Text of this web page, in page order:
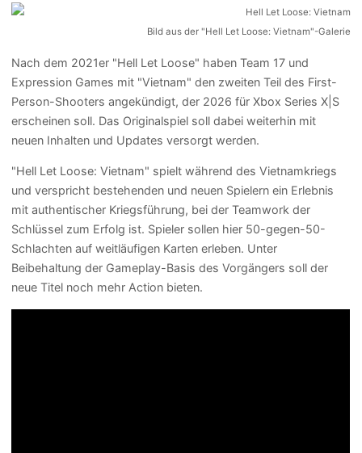
Bild aus der "Hell Let Loose: Vietnam"-Galerie
Nach dem 2021er "Hell Let Loose" haben Team 17 und
Expression Games mit "Vietnam" den zweiten Teil des First-
Person-Shooters angekündigt, der 2026 für Xbox Series X|S
erscheinen soll. Das Originalspiel soll dabei weiterhin mit
neuen Inhalten und Updates versorgt werden.
"Hell Let Loose: Vietnam" spielt während des Vietnamkriegs
und verspricht bestehenden und neuen Spielern ein Erlebnis
mit authentischer Kriegsführung, bei der Teamwork der
Schlüssel zum Erfolg ist. Spieler sollen hier 50-gegen-50-
Schlachten auf weitläufigen Karten erleben. Unter
Beibehaltung der Gameplay-Basis des Vorgängers soll der
neue Titel noch mehr Action bieten.